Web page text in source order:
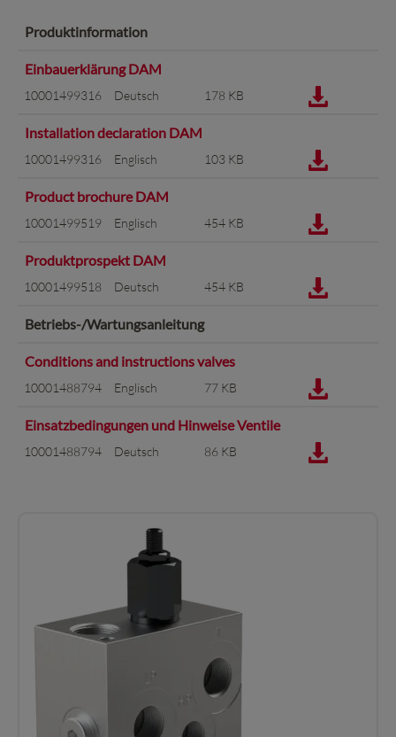
Produktinformation
Einbauerklärung DAM
10001499316 Deutsch 178 KB
Installation declaration DAM
10001499316 Englisch 103 KB
Product brochure DAM
10001499519 Englisch 454 KB
Produktprospekt DAM
10001499518 Deutsch 454 KB
Betriebs-/Wartungsanleitung
Conditions and instructions valves
10001488794 Englisch 77 KB
Einsatzbedingungen und Hinweise Ventile
10001488794 Deutsch 86 KB